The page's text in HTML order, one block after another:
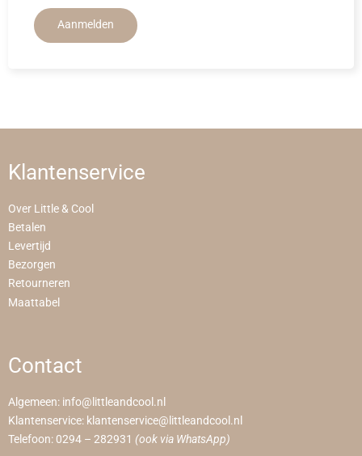
Aanmelden
Klantenservice
Over Little & Cool
Betalen
Levertijd
Bezorgen
Retourneren
Maattabel
Contact
Algemeen: info@littleandcool.nl
Klantenservice: klantenservice@littleandcool.nl
Telefoon: 0294 – 282931 (ook via WhatsApp)